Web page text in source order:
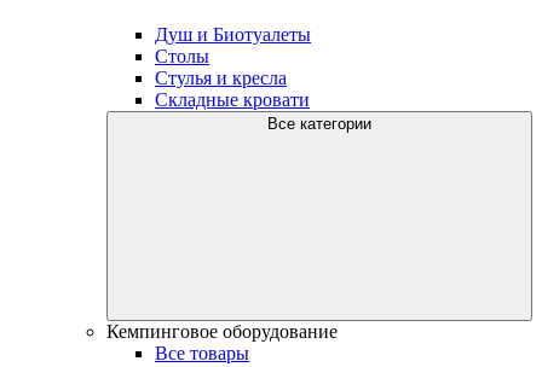
Душ и Биотуалеты
Столы
Стулья и кресла
Складные кровати
Все категории
Кемпинговое оборудование
Все товары